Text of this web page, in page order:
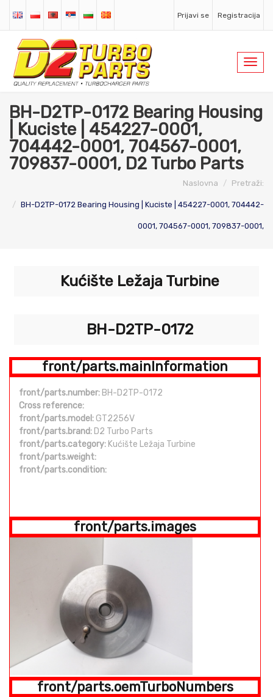
Prijavi se Registracija
BH-D2TP-0172 Bearing Housing
| Kuciste | 454227-0001,
704442-0001, 704567-0001,
709837-0001, D2 Turbo Parts
Naslovna Pretraži:
BH-D2TP-0172 Bearing Housing | Kuciste | 454227-0001, 704442-
0001, 704567-0001, 709837-0001,
Kućište Ležaja Turbine
BH-D2TP-0172
front/parts.mainInformation
front/parts.number: BH-D2TP-0172
Cross reference:
front/parts.model: GT2256V
front/parts.brand: D2 Turbo Parts
front/parts.category: Kućište Ležaja Turbine
front/parts.weight:
front/parts.condition:
front/parts.images
front/parts.oemTurboNumbers